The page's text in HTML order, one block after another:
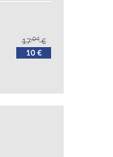
17,04€
10 €